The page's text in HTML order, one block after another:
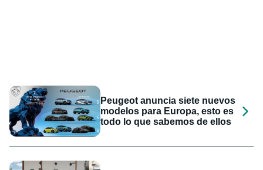
Peugeot anuncia siete nuevos
modelos para Europa, esto es
todo lo que sabemos de ellos